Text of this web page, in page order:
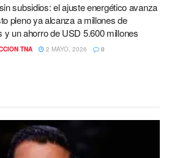
subsidios: el ajuste energético avanza
pleno ya alcanza a millones de
y un ahorro de USD 5.600 millones
TNA 2 MAYO, 2026 0